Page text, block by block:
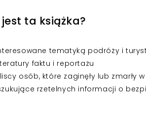
ta książka?
tematyką podróży i
faktu i reportażu
osób, które zaginęły lub zmarły
rzetelnych informacji o